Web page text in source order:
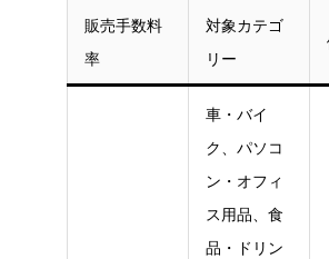
販売手数料
率
対象カテゴ
リー
車・バイ
ク、パソコ
ン・オフィ
ス用品、食
品・ドリン